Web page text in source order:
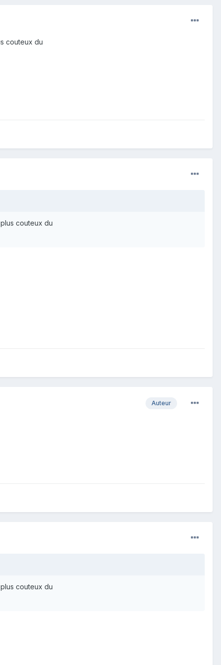
couteux du
couteux du
Auteur
couteux du